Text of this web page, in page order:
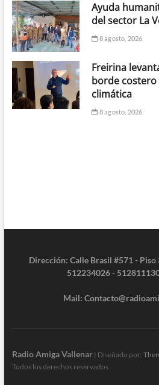
Ayuda
del sector La
8 agosto, 2026
Freirina
borde
climática
8 agosto, 2026
Dirección: Calle Brasil #571 - Piso
512234026 -
Mail:
Radio Amiga Vallenar| Diseñado por:
Todos los derechos reservados